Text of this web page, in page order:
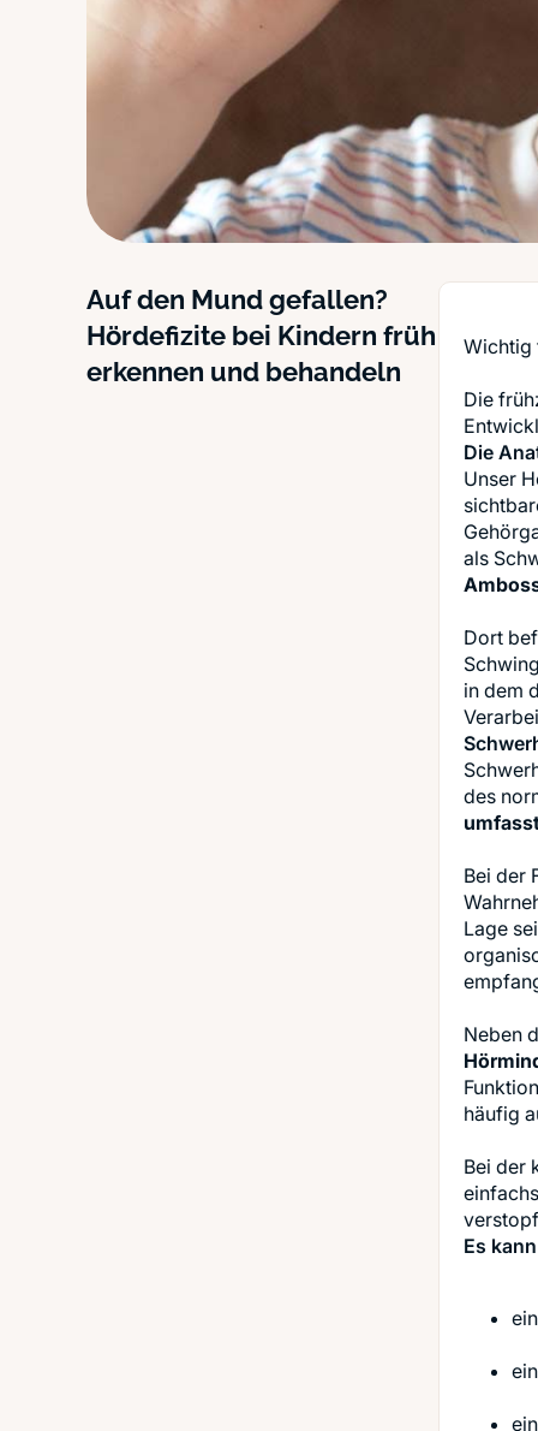
Auf den Mund gefallen?
Hördefizite bei Kindern früh
erkennen und behandeln
Wichtig
Die
Die
Unser
als
Dort
in dem
des
Bei der
Lage
Neben
häufig
Bei der
Es